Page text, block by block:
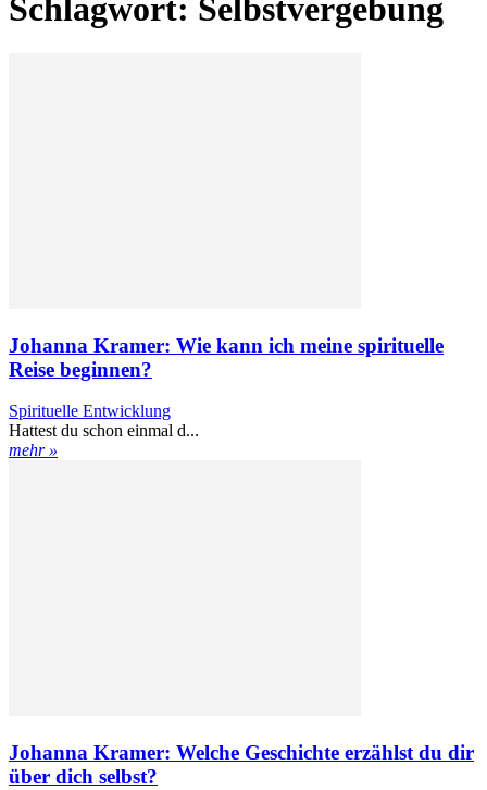
Schlagwort: Selbstvergebung
Johanna Kramer: Wie kann ich meine spirituelle
Reise beginnen?
Spirituelle Entwicklung
Hattest du schon einmal d...
mehr »
Johanna Kramer: Welche Geschichte erzählst du dir
über dich selbst?